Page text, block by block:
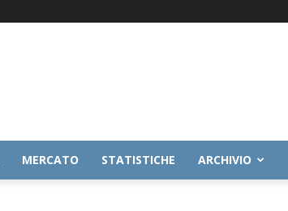
MERCATO STATISTICHE ARCHIVIO